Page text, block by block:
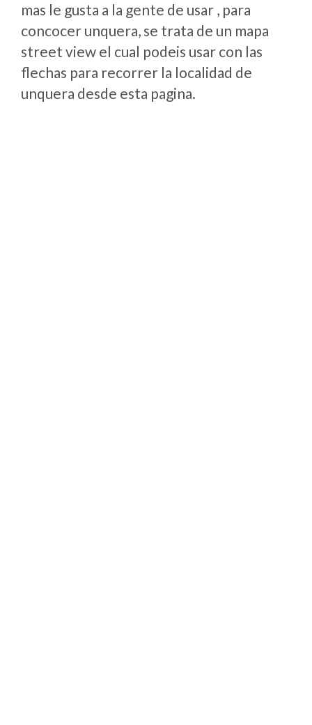
mas le gusta a la gente de usar , para
concocer unquera, se trata de un mapa
street view el cual podeis usar con las
flechas para recorrer la localidad de
unquera desde esta pagina.